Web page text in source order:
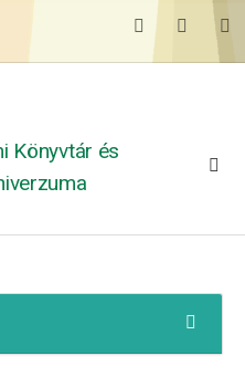
Könyvtár és